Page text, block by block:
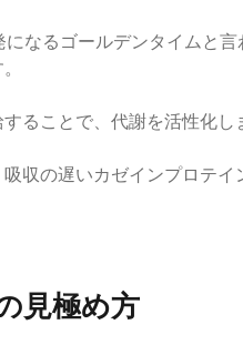
なるゴールデンタイムと言
ることで、代謝を活性化し
収の遅いカゼインプロテイ
見極め方